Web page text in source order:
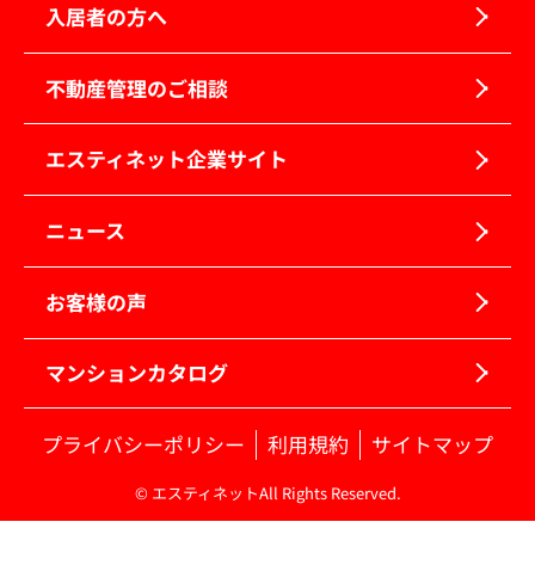
入居者の方へ
不動産管理のご相談
エスティネット企業サイト
ニュース
お客様の声
マンションカタログ
プライバシーポリシー 利用規約 サイトマップ
© エスティネットAll Rights Reserved.